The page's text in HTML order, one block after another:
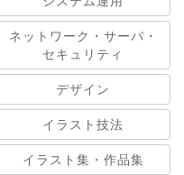
ネットワーク・サーバ・
セキュリティ
デザイン
イラスト技法
イラスト集・作品集